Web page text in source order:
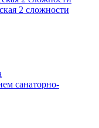
2 сложности
санаторно-